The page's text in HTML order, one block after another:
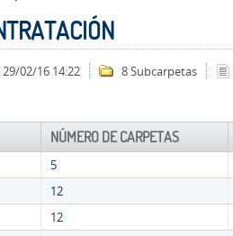
02/16 14:22 8 Subcarpetas
NÚMERO DE CARPETAS
5
12
12